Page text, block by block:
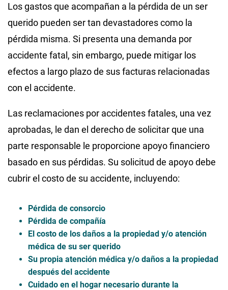
Los gastos que acompañan a la pérdida de un ser
querido pueden ser tan devastadores como la
pérdida misma. Si presenta una demanda por
accidente fatal, sin embargo, puede mitigar los
efectos a largo plazo de sus facturas relacionadas
con el accidente.
Las reclamaciones por accidentes fatales, una vez
aprobadas, le dan el derecho de solicitar que una
parte responsable le proporcione apoyo financiero
basado en sus pérdidas. Su solicitud de apoyo debe
cubrir el costo de su accidente, incluyendo:
Pérdida de consorcio
Pérdida de compañía
El costo de los daños a la propiedad y/o atención
médica de su ser querido
Su propia atención médica y/o daños a la propiedad
después del accidente
Cuidado en el hogar necesario durante la